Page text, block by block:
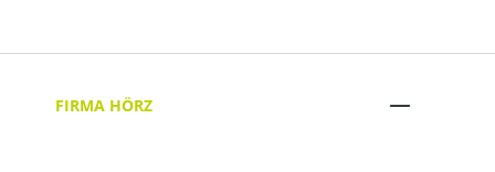
FIRMA HÖRZ